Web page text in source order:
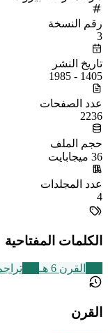
رقم النسخة
3
تاريخ النشر
1405 - 1985
عدد الصفحات
2236
حجم الملف
36 ميجابايت
عدد المجلدات
4
الكلمات المفتاحية
القرن 6 هـ
القرن